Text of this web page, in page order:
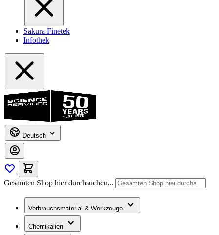
Sakura Finetek
Infothek
Deutsch
Gesamten Shop hier durchsuchen...
Verbrauchsmaterial & Werkzeuge
Chemikalien